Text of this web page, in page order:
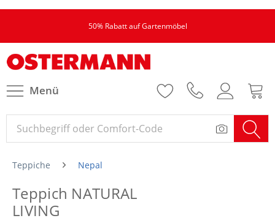
50% Rabatt auf Gartenmöbel
Menü
Teppiche Nepal
Teppich NATURAL
LIVING